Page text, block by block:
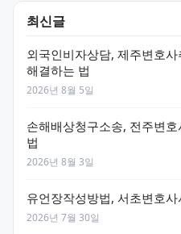
최신글
외국인비자상담, 제주변호
해결하는 법
2026년 8월 5일
손해배상청구소송, 전주변
법
2026년 8월 3일
유언장작성방법, 서초변호
2026년 7월 30일